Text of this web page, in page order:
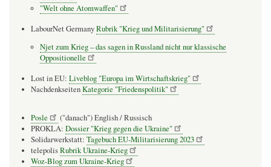
"Welt ohne Atomwaffen"
LabourNet GermanyRubrik "Krieg und Militarisierung"
Njet zum Krieg – das sagen in Russland nicht nur klassische
Oppositionelle
Lost in EU: Liveblog "Europa im Wirtschaftskrieg"
NachdenkseitenKategorie "Friedenspolitik"
Posle
("danach") English / Russisch
PROKLA: Dossier "Krieg gegen die Ukraine"
Solidarwerkstatt: Tagebuch EU-Militarisierung 2023
telepolisRubrik Ukraine-Krieg
Woz-Blog zum Ukraine-Krieg